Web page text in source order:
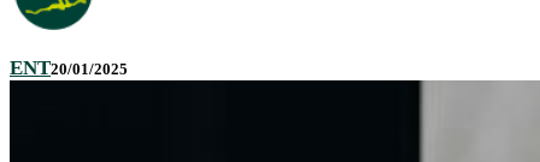
ENT20/01/2025